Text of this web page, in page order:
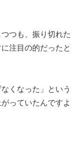
つも、振り切れた
注目の的だったと
くなった」という
っていたんですよ